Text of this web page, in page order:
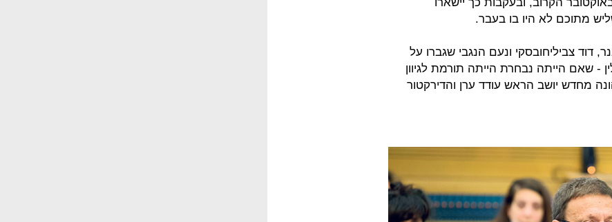
מתוכם לא היו בו בעבר.
דוד צביליחובסקי ונעם הנגבי שגברו על
- שאם הייתה נבחרת הייתה תורמת לגיוון
מחדש יושב הראש עודד ערן והדירקטור